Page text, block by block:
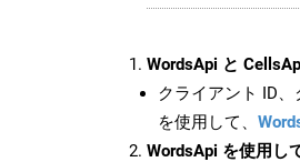
WordsApi と
クライアント ID
を使用して、
WordsApi を使用し